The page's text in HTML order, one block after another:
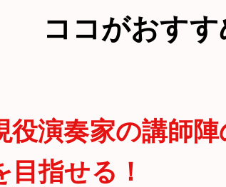
ココがおすす
役演奏家の講師
目指せる！